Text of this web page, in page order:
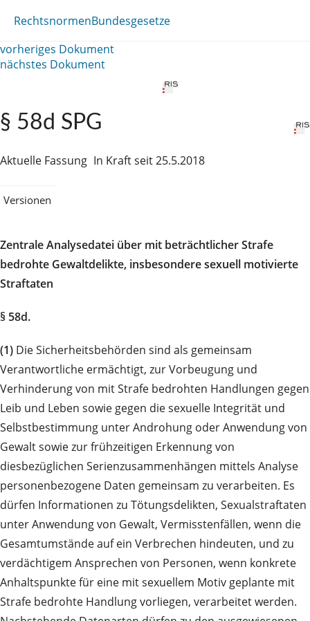
RechtsnormenBundesgesetze
vorheriges Dokument
nächstes Dokument
§ 58d SPG
Aktuelle Fassung In Kraft seit 25.5.2018
Versionen
Zentrale Analysedatei über mit beträchtlicher Strafe
bedrohte Gewaltdelikte, insbesondere sexuell motivierte
Straftaten
§ 58d.
(1) Die Sicherheitsbehörden sind als gemeinsam
Verantwortliche ermächtigt, zur Vorbeugung und
Verhinderung von mit Strafe bedrohten Handlungen gegen
Leib und Leben sowie gegen die sexuelle Integrität und
Selbstbestimmung unter Androhung oder Anwendung von
Gewalt sowie zur frühzeitigen Erkennung von
diesbezüglichen Serienzusammenhängen mittels Analyse
personenbezogene Daten gemeinsam zu verarbeiten. Es
dürfen Informationen zu Tötungsdelikten, Sexualstraftaten
unter Anwendung von Gewalt, Vermisstenfällen, wenn die
Gesamtumstände auf ein Verbrechen hindeuten, und zu
verdächtigem Ansprechen von Personen, wenn konkrete
Anhaltspunkte für eine mit sexuellem Motiv geplante mit
Strafe bedrohte Handlung vorliegen, verarbeitet werden.